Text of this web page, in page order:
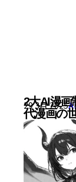
2大AI漫画
代漫画の
29 3月 2025